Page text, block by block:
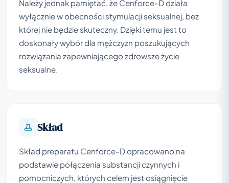
Należy jednak pamiętać, że Cenforce-D działa
wyłącznie w obecności stymulacji seksualnej, bez
której nie będzie skuteczny. Dzięki temu jest to
doskonały wybór dla mężczyzn poszukujących
rozwiązania zapewniającego zdrowsze życie
seksualne.
Skład
Skład preparatu Cenforce-D opracowano na
podstawie połączenia substancji czynnych i
pomocniczych, których celem jest osiągnięcie